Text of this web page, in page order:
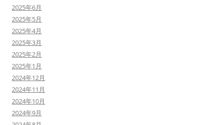
2025年6月
2025年5月
2025年4月
2025年3月
2025年2月
2025年1月
2024年12月
2024年11月
2024年10月
2024年9月